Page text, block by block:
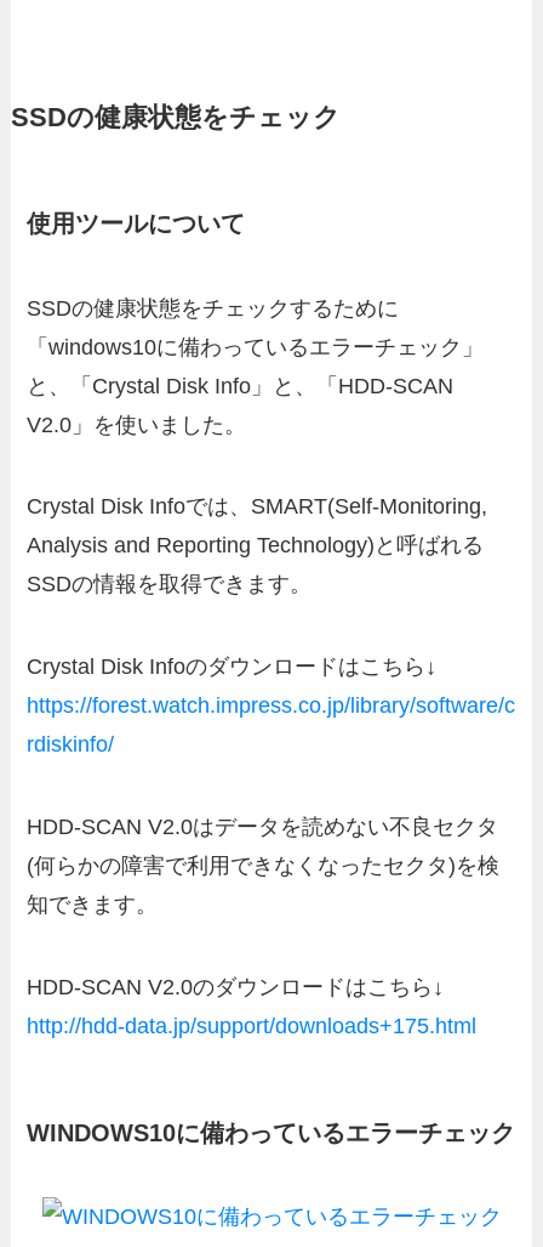
SSDの健康状態をチェック
使用ツールについて
SSDの健康状態をチェックするために
「windows10に備わっているエラーチェック」
と、「Crystal Disk Info」と、「HDD-SCAN
V2.0」を使いました。
Crystal Disk Infoでは、SMART(Self-Monitoring,
Analysis and Reporting Technology)と呼ばれる
SSDの情報を取得できます。
Crystal Disk Infoのダウンロードはこちら↓
https://forest.watch.impress.co.jp/library/software/c
rdiskinfo/
HDD-SCAN V2.0はデータを読めない不良セクタ
(何らかの障害で利用できなくなったセクタ)を検
知できます。
HDD-SCAN V2.0のダウンロードはこちら↓
http://hdd-data.jp/support/downloads+175.html
WINDOWS10に備わっているエラーチェック